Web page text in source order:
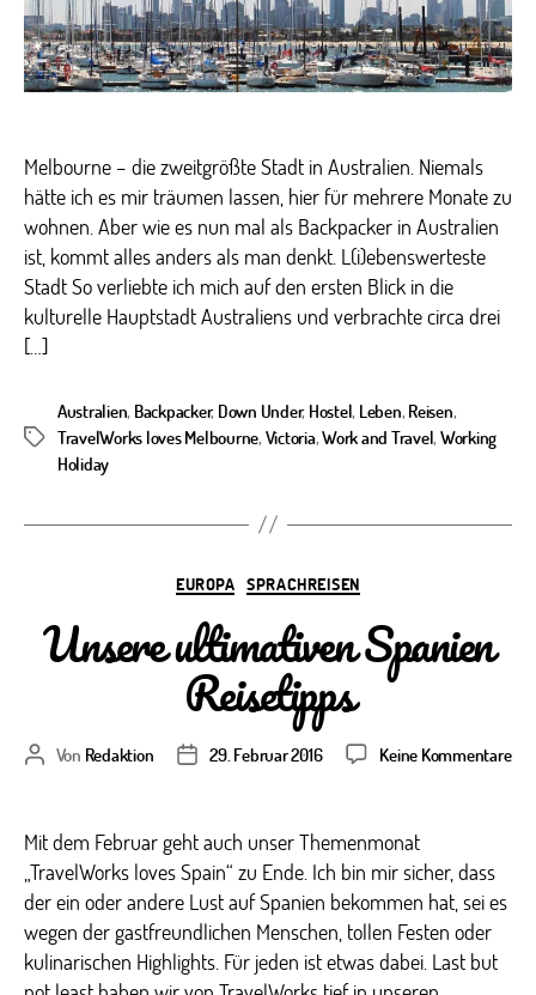
Melbourne – die zweitgrößte Stadt in Australien. Niemals
hätte ich es mir träumen lassen, hier für mehrere Monate zu
wohnen. Aber wie es nun mal als Backpacker in Australien
ist, kommt alles anders als man denkt. L(i)ebenswerteste
Stadt So verliebte ich mich auf den ersten Blick in die
kulturelle Hauptstadt Australiens und verbrachte circa drei
[…]
Schlagwörter
Australien, Backpacker, Down Under, Hostel, Leben, Reisen,
TravelWorks loves Melbourne, Victoria,Work and Travel, Working
Holiday
Kategorien
EUROPA SPRACHREISEN
Unsere ultimativen Spanien
Reisetipps
Beitragsautor
Von Redaktion Veröffentlichungsdatum
29. Februar 2016 Keine Kommentarezu
Mit dem Februar geht auch unser Themenmonat
„TravelWorks loves Spain“ zu Ende. Ich bin mir sicher, dass
der ein oder andere Lust auf Spanien bekommen hat, sei es
wegen der gastfreundlichen Menschen, tollen Festen oder
kulinarischen Highlights. Für jeden ist etwas dabei. Last but